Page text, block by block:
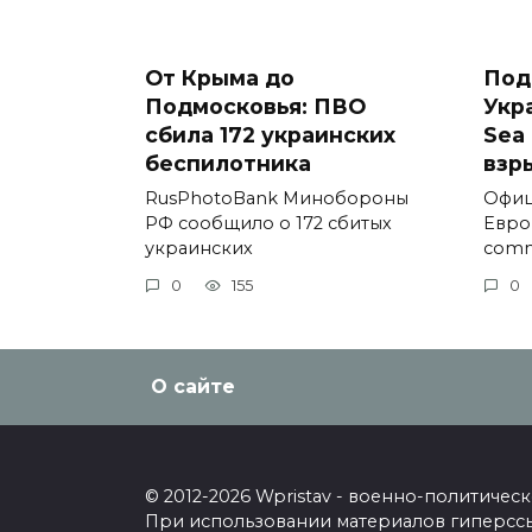
От Крыма до
Подмосковья: ПВО
сбила 172 украинских
беспилотника
RusPhotoBank Минобороны
РФ сообщило о 172 сбитых
украинских
0 155 0
О сайте
© 2012-2026 Wpristav - военно-
При использовании материалов